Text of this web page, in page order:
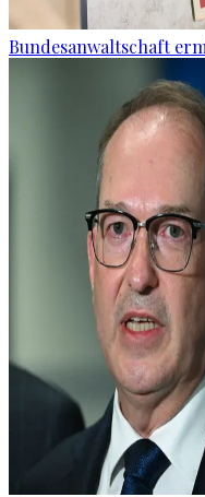
Bundesanwaltschaft